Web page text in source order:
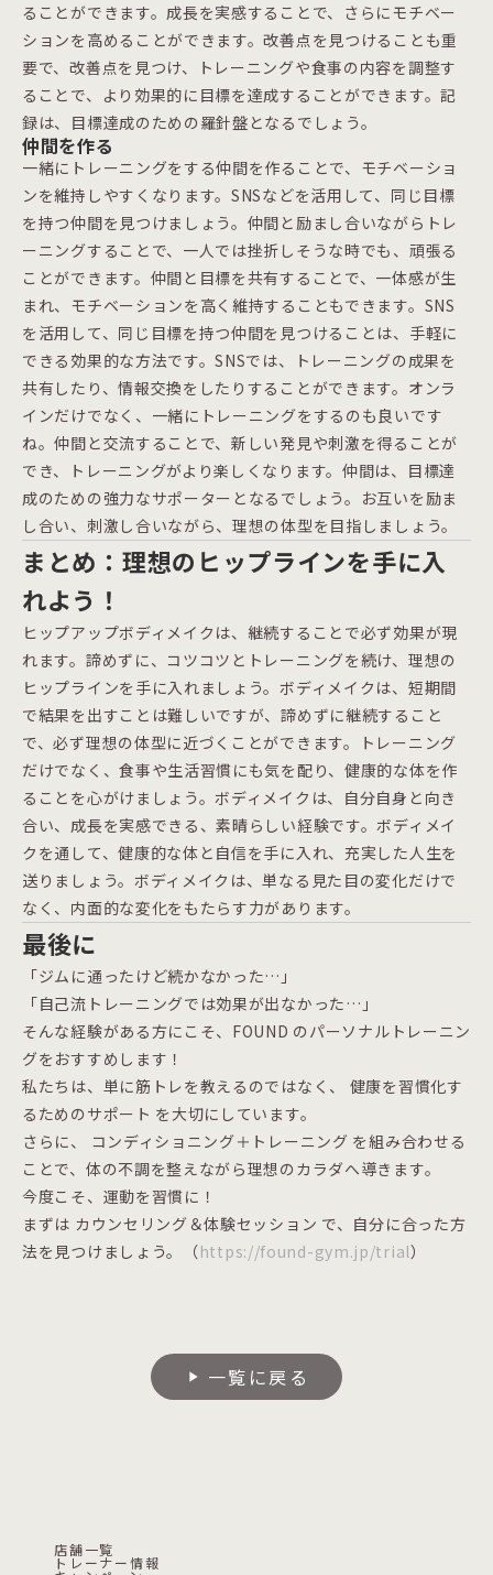
ることができます。成長を実感することで、さらにモチベー
ションを高めることができます。改善点を見つけることも重
要で、改善点を見つけ、トレーニングや食事の内容を調整す
ることで、より効果的に目標を達成することができます。記
録は、目標達成のための羅針盤となるでしょう。
仲間を作る
一緒にトレーニングをする仲間を作ることで、モチベーショ
ンを維持しやすくなります。SNSなどを活用して、同じ目標
を持つ仲間を見つけましょう。仲間と励まし合いながらトレ
ーニングすることで、一人では挫折しそうな時でも、頑張る
ことができます。仲間と目標を共有することで、一体感が生
まれ、モチベーションを高く維持することもできます。SNS
を活用して、同じ目標を持つ仲間を見つけることは、手軽に
できる効果的な方法です。SNSでは、トレーニングの成果を
共有したり、情報交換をしたりすることができます。オンラ
インだけでなく、一緒にトレーニングをするのも良いです
ね。仲間と交流することで、新しい発見や刺激を得ることが
でき、トレーニングがより楽しくなります。仲間は、目標達
成のための強力なサポーターとなるでしょう。お互いを励ま
し合い、刺激し合いながら、理想の体型を目指しましょう。
まとめ：理想のヒップラインを手に入
れよう！
ヒップアップボディメイクは、継続することで必ず効果が現
れます。諦めずに、コツコツとトレーニングを続け、理想の
ヒップラインを手に入れましょう。ボディメイクは、短期間
で結果を出すことは難しいですが、諦めずに継続すること
で、必ず理想の体型に近づくことができます。トレーニング
だけでなく、食事や生活習慣にも気を配り、健康的な体を作
ることを心がけましょう。ボディメイクは、自分自身と向き
合い、成長を実感できる、素晴らしい経験です。ボディメイ
クを通して、健康的な体と自信を手に入れ、充実した人生を
送りましょう。ボディメイクは、単なる見た目の変化だけで
なく、内面的な変化をもたらす力があります。
最後に
「ジムに通ったけど続かなかった…」
「自己流トレーニングでは効果が出なかった…」
そんな経験がある方にこそ、FOUND のパーソナルトレーニン
グをおすすめします！
私たちは、単に筋トレを教えるのではなく、 健康を習慣化す
るためのサポート を大切にしています。
さらに、 コンディショニング＋トレーニング を組み合わせる
ことで、体の不調を整えながら理想のカラダへ導きます。
今度こそ、運動を習慣に！
まずは カウンセリング＆体験セッション で、自分に合った方
法を見つけましょう。（https://found-gym.jp/trial）
play_arrow 一覧に戻る
店舗一覧
トレーナー情報